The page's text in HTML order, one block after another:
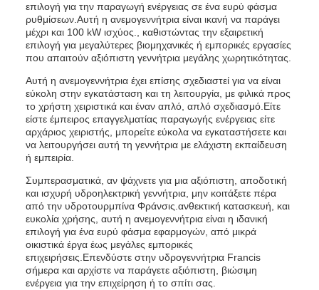
επιλογή για την παραγωγή ενέργειας σε ένα ευρύ φάσμα
ρυθμίσεων.Αυτή η ανεμογεννήτρια είναι ικανή να παράγει
μέχρι και 100 kW ισχύος., καθιστώντας την εξαιρετική
επιλογή για μεγαλύτερες βιομηχανικές ή εμπορικές εργασίες
που απαιτούν αξιόπιστη γεννήτρια μεγάλης χωρητικότητας.
Αυτή η ανεμογεννήτρια έχει επίσης σχεδιαστεί για να είναι
εύκολη στην εγκατάσταση και τη λειτουργία, με φιλικά προς
το χρήστη χειριστικά και έναν απλό, απλό σχεδιασμό.Είτε
είστε έμπειρος επαγγελματίας παραγωγής ενέργειας είτε
αρχάριος χειριστής, μπορείτε εύκολα να εγκαταστήσετε και
να λειτουργήσει αυτή τη γεννήτρια με ελάχιστη εκπαίδευση
ή εμπειρία.
Συμπερασματικά, αν ψάχνετε για μια αξιόπιστη, αποδοτική
και ισχυρή υδροηλεκτρική γεννήτρια, μην κοιτάξετε πέρα
από την υδροτουρμπίνα Φράνσις.ανθεκτική κατασκευή, και
ευκολία χρήσης, αυτή η ανεμογεννήτρια είναι η ιδανική
επιλογή για ένα ευρύ φάσμα εφαρμογών, από μικρά
οικιστικά έργα έως μεγάλες εμπορικές
επιχειρήσεις.Επενδύστε στην υδρογεννήτρια Francis
σήμερα και αρχίστε να παράγετε αξιόπιστη, βιώσιμη
ενέργεια για την επιχείρηση ή το σπίτι σας.